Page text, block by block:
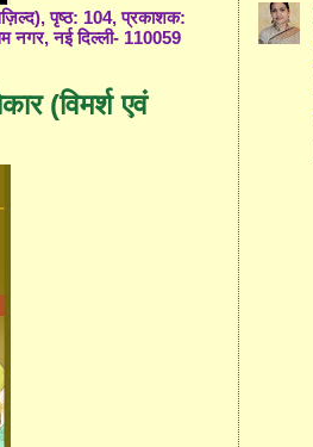
पृष्ठ: 104, प्रकाशक:
नगर, नई दिल्ली- 110059
(विमर्श एवं